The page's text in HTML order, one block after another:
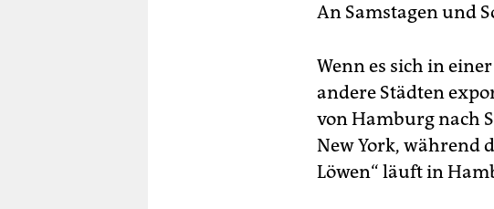
An Samstagen und
Wenn es sich in
andere Städten
von Hamburg nach
New York, während
Löwen“ läuft in